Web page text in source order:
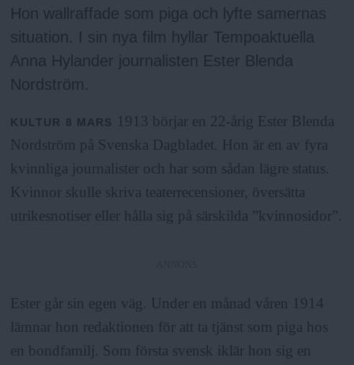
m
s
F
r
i
a
Hon wallraffade som piga och lyfte samernas
situation. I sin nya film hyllar Tempoaktuella
Anna Hylander journalisten Ester Blenda
Nordström.
KULTUR 8 MARS
1913 börjar en 22-årig Ester Blenda
Nordström på Svenska Dagbladet. Hon är en av fyra
kvinnliga journalister och har som sådan lägre status.
Kvinnor skulle skriva teaterrecensioner, översätta
utrikesnotiser eller hålla sig på särskilda ”kvinnosidor”.
Ester går sin egen väg. Under en månad våren 1914
lämnar hon redaktionen för att ta tjänst som piga hos
en bondfamilj. Som första svensk iklär hon sig en